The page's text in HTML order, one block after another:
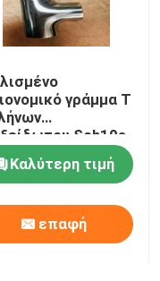
χάλυβα
νικελίου
γράμμα Τ
Sch10s
Καλύτερη τιμή
επαφή